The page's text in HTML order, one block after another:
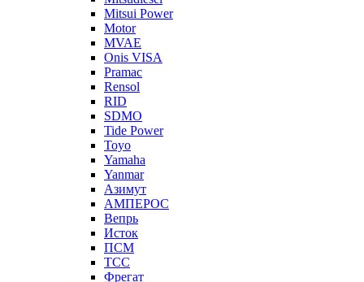
Mitsui Power
Motor
MVAE
Onis VISA
Pramac
Rensol
RID
SDMO
Tide Power
Toyo
Yamaha
Yanmar
Азимут
АМПЕРОС
Вепрь
Исток
ПСМ
ТСС
Фрегат